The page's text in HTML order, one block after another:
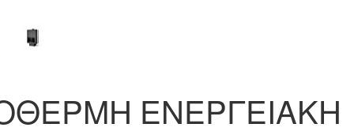
ΕΝΕΡΓΕΙΑΚΗ